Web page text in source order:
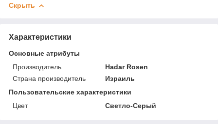
Скрыть
Характеристики
Основные атрибуты
Производитель
Hadar Rosen
Страна производитель
Израиль
Пользовательские характеристики
Цвет
Светло-Серый